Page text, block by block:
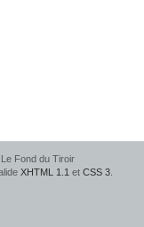
Fond du Tiroir
XHTML 1.1 et CSS 3